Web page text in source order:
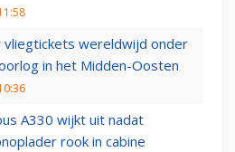
vliegtickets wereldwijd onder
in het Midden-Oosten
A330 wijkt uit nadat
rook in cabine